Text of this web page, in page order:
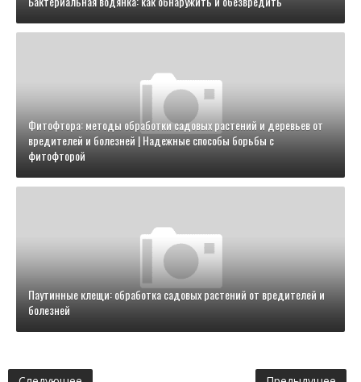
Фитофтора: методы обработки садовых растений и деревьев от
вредителей и болезней | Надежные способы борьбы с
фитофторой
Паутинные клещи: обработка садовых растений от вредителей и
болезней